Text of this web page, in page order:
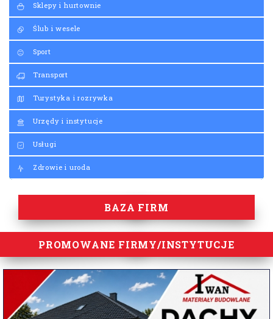
Sklepy i hurtownie
Ślub i wesele
Sport
Transport
Turystyka i rozrywka
Urzędy i instytucje
Usługi
Zdrowie i uroda
BAZA FIRM
PROMOWANE FIRMY/INSTYTUCJE